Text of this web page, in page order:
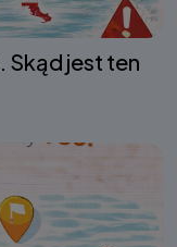
Skąd jest ten